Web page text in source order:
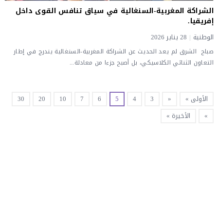
الشراكة المغربية-السنغالية في سياق تنافس القوى داخل
إفريقيا.
الوطنية 28 يناير 2026
صباح الشرق لم يعد الحديث عن الشراكة المغربية-السنغالية يندرج في إطار
التعاون الثنائي الكلاسيكي، بل أصبح جزءا من معادلة...
الأولى » «
3
4
5
6
7
10
20
30
»
الأخيرة »